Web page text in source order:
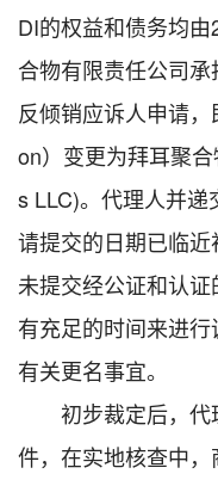
DI的权益和债务均
合物有限责任公司
反倾销应诉人申请
on）变更为拜耳聚
s LLC)。代理人并
请提交的日期已临
未提交经公证和认
有充足的时间来进
有关更名事宜。
初步裁定后，代
件，在实地核查中